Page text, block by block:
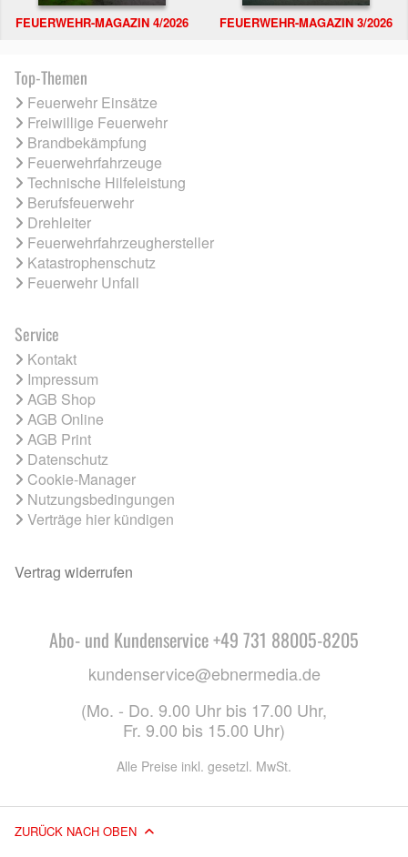
FEUERWEHR-MAGAZIN 4/2026 FEUERWEHR-MAGAZIN 3/2026
Top-Themen
Feuerwehr Einsätze
Freiwillige Feuerwehr
Brandbekämpfung
Feuerwehrfahrzeuge
Technische Hilfeleistung
Berufsfeuerwehr
Drehleiter
Feuerwehrfahrzeughersteller
Katastrophenschutz
Feuerwehr Unfall
Service
Kontakt
Impressum
AGB Shop
AGB Online
AGB Print
Datenschutz
Cookie-Manager
Nutzungsbedingungen
Verträge hier kündigen
Vertrag widerrufen
Abo- und Kundenservice +49 731 88005-8205
kundenservice@ebnermedia.de
(Mo. - Do. 9.00 Uhr bis 17.00 Uhr,
Fr. 9.00 bis 15.00 Uhr)
Alle Preise inkl. gesetzl. MwSt.
ZURÜCK NACH OBEN